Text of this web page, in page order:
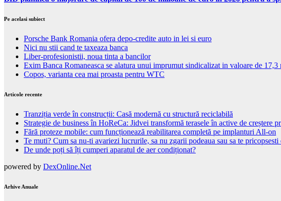
Pe acelasi subiect
Porsche Bank Romania ofera depo-credite auto in lei si euro
Nici nu stii cand te taxeaza banca
Liber-profesionistii, noua tinta a bancilor
Exim Banca Romaneasca se alatura unui imprumut sindicalizat in valoare de
Copos, varianta cea mai proasta pentru WTC
Articole recente
Tranziția verde în construcții: Casă modernă cu structură reciclabilă
Strategie de business în HoReCa: Jidvei transformă terasele în active de
Fără proteze mobile: cum funcționează reabilitarea completă pe implanturi All-on
Te muti? Cum sa nu-ti avariezi lucrurile, sa nu zgarii podeaua sau sa te
De unde poți să îți cumperi aparatul de aer condiționat?
powered by DexOnline.Net
Arhive Anuale